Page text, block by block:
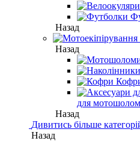
Назад
Назад
для
Назад
Дивитись більше
Назад